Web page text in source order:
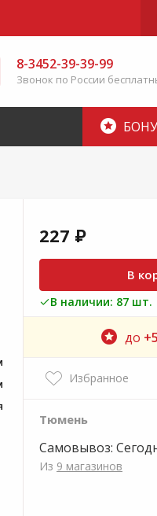
8-3452-39-39-99
Звонок по России
227 ₽
В
В наличии: 87 шт.
до +5
Избранное
Тюмень
Самовывоз:
Из 9 магазинов